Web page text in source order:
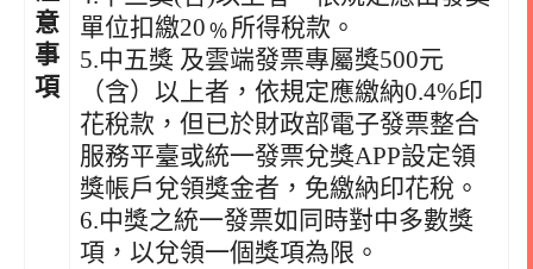
意
事
項
單位扣繳20﹪所得稅款。
5.中五獎 及雲端發票專屬獎500元
（含）以上者，依規定應繳納0.4%印
花稅款，但已於財政部電子發票整合
服務平臺或統一發票兌獎APP設定領
獎帳戶兌領獎金者，免繳納印花稅。
6.中獎之統一發票如同時對中多數獎
項，以兌領一個獎項為限。